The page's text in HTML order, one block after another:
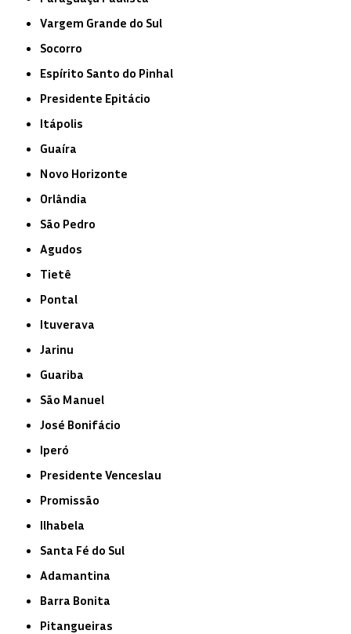
Vargem Grande do Sul
Socorro
Espírito Santo do Pinhal
Presidente Epitácio
Itápolis
Guaíra
Novo Horizonte
Orlândia
São Pedro
Agudos
Tietê
Pontal
Ituverava
Jarinu
Guariba
São Manuel
José Bonifácio
Iperó
Presidente Venceslau
Promissão
Ilhabela
Santa Fé do Sul
Adamantina
Barra Bonita
Pitangueiras